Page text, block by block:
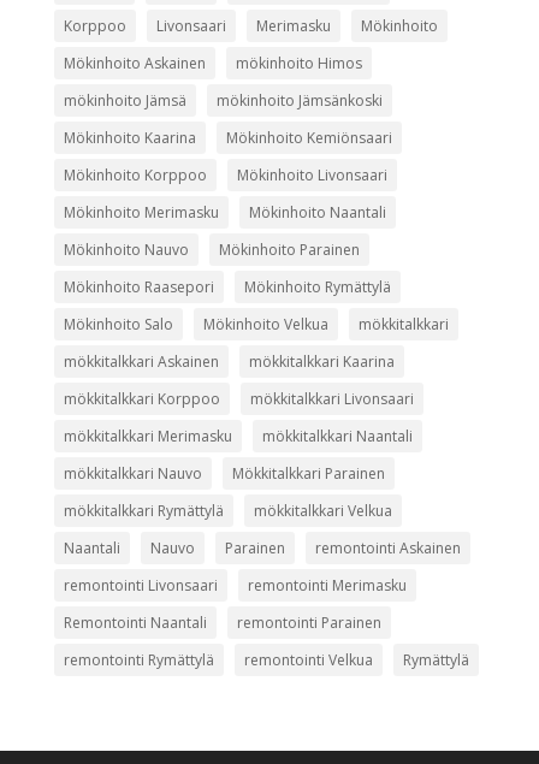
Korppoo
Livonsaari Merimasku
Mökinhoito
Mökinhoito Askainen
mökinhoito Himos
mökinhoito Jämsä
mökinhoito Jämsänkoski
Mökinhoito Kaarina
Mökinhoito Kemiönsaari
Mökinhoito Korppoo
Mökinhoito Livonsaari
Mökinhoito Merimasku
Mökinhoito Naantali
Mökinhoito Nauvo
Mökinhoito Parainen
Mökinhoito Raasepori
Mökinhoito Rymättylä
Mökinhoito Salo
Mökinhoito Velkua
mökkitalkkari
mökkitalkkari Askainen
mökkitalkkari Kaarina
mökkitalkkari Korppoo
mökkitalkkari Livonsaari
mökkitalkkari Merimasku
mökkitalkkari Naantali
mökkitalkkari Nauvo
Mökkitalkkari Parainen
mökkitalkkari Rymättylä
mökkitalkkari Velkua
Naantali
Nauvo Parainen
remontointi Askainen
remontointi Livonsaari
remontointi Merimasku
Remontointi Naantali
remontointi Parainen
remontointi Rymättylä
remontointi Velkua Rymättylä